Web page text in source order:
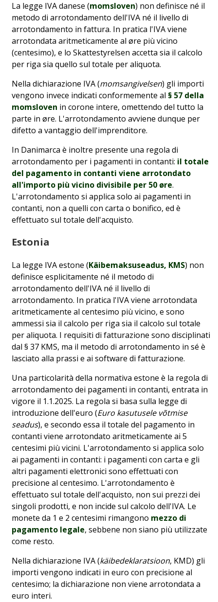
La legge IVA danese (momsloven) non definisce né il
metodo di arrotondamento dell'IVA né il livello di
arrotondamento in fattura. In pratica l'IVA viene
arrotondata aritmeticamente al øre più vicino
(centesimo), e lo Skattestyrelsen accetta sia il calcolo
per riga sia quello sul totale per aliquota.
Nella dichiarazione IVA (momsangivelsen) gli importi
vengono invece indicati conformemente al § 57 della
momsloven in corone intere, omettendo del tutto la
parte in øre. L'arrotondamento avviene dunque per
difetto a vantaggio dell'imprenditore.
In Danimarca è inoltre presente una regola di
arrotondamento per i pagamenti in contanti: il totale
del pagamento in contanti viene arrotondato
all'importo più vicino divisibile per 50 øre.
L'arrotondamento si applica solo ai pagamenti in
contanti, non a quelli con carta o bonifico, ed è
effettuato sul totale dell'acquisto.
Estonia
La legge IVA estone (Käibemaksuseadus, KMS) non
definisce esplicitamente né il metodo di
arrotondamento dell'IVA né il livello di
arrotondamento. In pratica l'IVA viene arrotondata
aritmeticamente al centesimo più vicino, e sono
ammessi sia il calcolo per riga sia il calcolo sul totale
per aliquota. I requisiti di fatturazione sono disciplinati
dal § 37 KMS, ma il metodo di arrotondamento in sé è
lasciato alla prassi e ai software di fatturazione.
Una particolarità della normativa estone è la regola di
arrotondamento dei pagamenti in contanti, entrata in
vigore il 1.1.2025. La regola si basa sulla legge di
introduzione dell'euro (Euro kasutusele võtmise
seadus), e secondo essa il totale del pagamento in
contanti viene arrotondato aritmeticamente ai 5
centesimi più vicini. L'arrotondamento si applica solo
ai pagamenti in contanti: i pagamenti con carta e gli
altri pagamenti elettronici sono effettuati con
precisione al centesimo. L'arrotondamento è
effettuato sul totale dell'acquisto, non sui prezzi dei
singoli prodotti, e non incide sul calcolo dell'IVA. Le
monete da 1 e 2 centesimi rimangono mezzo di
pagamento legale, sebbene non siano più utilizzate
come resto.
Nella dichiarazione IVA (käibedeklaratsioon, KMD) gli
importi vengono indicati in euro con precisione al
centesimo; la dichiarazione non viene arrotondata a
euro interi.